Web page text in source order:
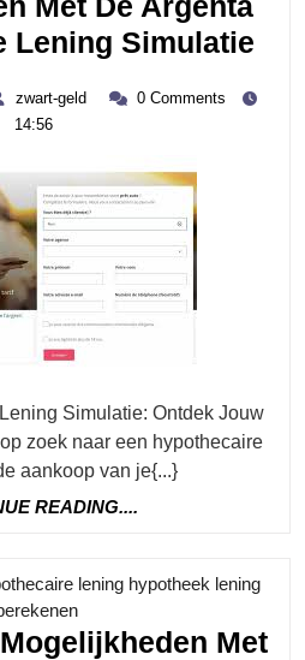
Lening Simulatie
zwart-geld
zwart- 0 Comments
14:56
zoek naar een hypothecaire
aankoop van je{...}
READING....
lening hypotheek lening
Category
Met